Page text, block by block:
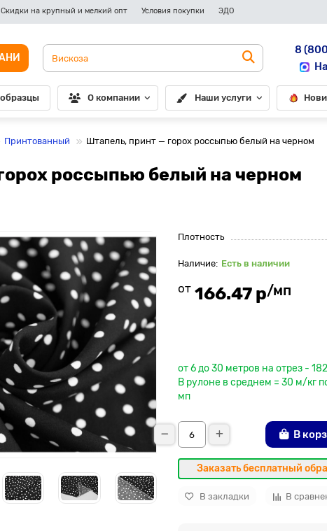
Скидки на крупный и мелкий опт Условия покупки ЭДО
8
образцы О компании Наши услуги
Принтованный Штапель, принт — горох россыпью белый на черном
россыпью белый на черном
Плотность
Есть в наличии
от 166.47 р/мп
от 6 до 30 метров на отрез -
В рулоне в среднем = 30 м/кг
мп
В
Заказать бесплатный
В закладки В